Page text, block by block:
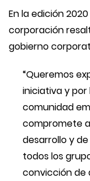
En la edición
corporación
gobierno
“Queremos
iniciativa y
comunidad
compromete
desarrollo y
todos los
convicción de